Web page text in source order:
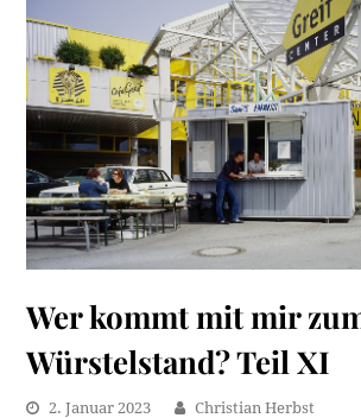
Wer kommt mit mir
Würstelstand? Teil XI
2. Januar 2023
Christian Herbst